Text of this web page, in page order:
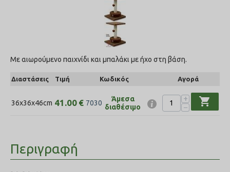
Με αιωρούμενο παιχνίδι και μπαλάκι με ήχο στη βάση.
Διαστάσεις Τιμή Κωδικός Αγορά
36x36x46cm 41.00 € 7030
Άμεσα
διαθέσιμο
+
−
shopping_cart
Περιγραφή